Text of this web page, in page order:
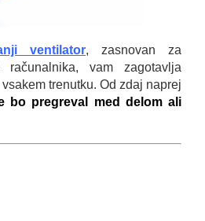
ventilator, zasnovan za
računalnika, vam zagotavlja
trenutku. Od zdaj naprej
bo pregreval med delom ali